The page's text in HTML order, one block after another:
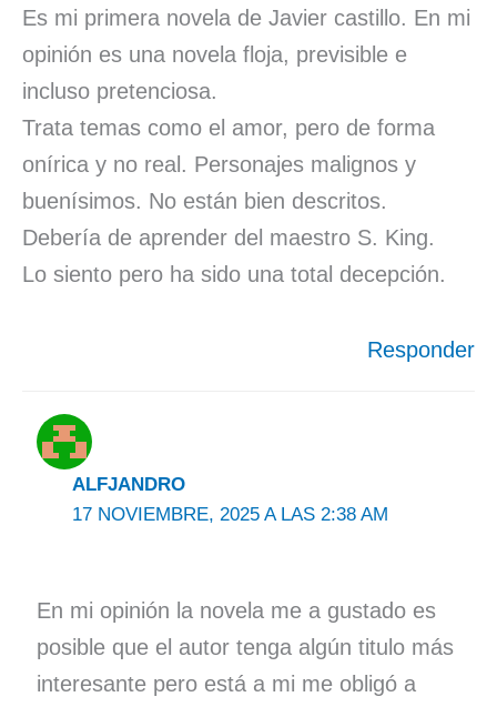
Es mi primera novela de Javier castillo. En mi
opinión es una novela floja, previsible e
incluso pretenciosa.
Trata temas como el amor, pero de forma
onírica y no real. Personajes malignos y
buenísimos. No están bien descritos.
Debería de aprender del maestro S. King.
Lo siento pero ha sido una total decepción.
Responder
ALFJANDRO
17 NOVIEMBRE, 2025 A LAS 2:38 AM
En mi opinión la novela me a gustado es
posible que el autor tenga algún titulo más
interesante pero está a mi me obligó a